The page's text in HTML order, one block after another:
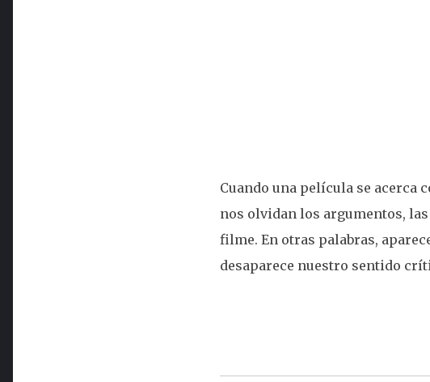
Cuando una película se acerca
nos olvidan los argumentos,
filme. En otras palabras,
desaparece nuestro sentido